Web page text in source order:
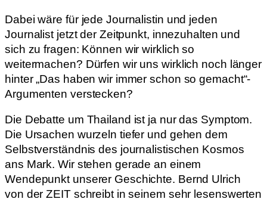
Dabei wäre für jede Journalistin und jeden
Journalist jetzt der Zeitpunkt, innezuhalten und
sich zu fragen: Können wir wirklich so
weitermachen? Dürfen wir uns wirklich noch länger
hinter „Das haben wir immer schon so gemacht“-
Argumenten verstecken?
Die Debatte um Thailand ist ja nur das Symptom.
Die Ursachen wurzeln tiefer und gehen dem
Selbstverständnis des journalistischen Kosmos
ans Mark. Wir stehen gerade an einem
Wendepunkt unserer Geschichte. Bernd Ulrich
von der ZEIT schreibt in seinem sehr lesenswerten